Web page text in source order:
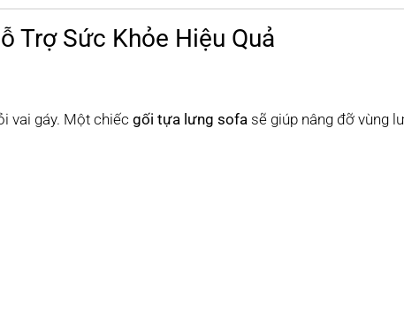
Trợ Sức Khỏe Hiệu Quả
vai gáy. Một chiếc gối tựa lưng sofa sẽ giúp nâng đỡ vùng